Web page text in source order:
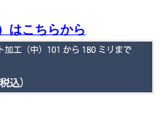
はこちらから